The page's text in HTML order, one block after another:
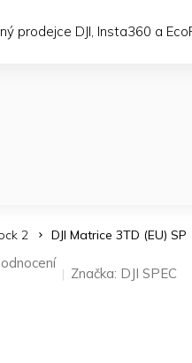
prodejce DJI, Insta360 a
2 DJI Matrice 3TD (EU) SP
Značka: DJI SPEC